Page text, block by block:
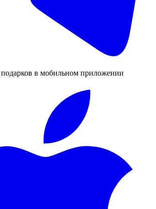
в мобильном приложении